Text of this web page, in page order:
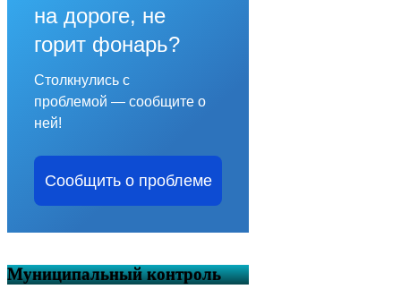
на дороге, не
горит фонарь?
Столкнулись с
проблемой — сообщите о
ней!
Сообщить о проблеме
Муниципальный контроль